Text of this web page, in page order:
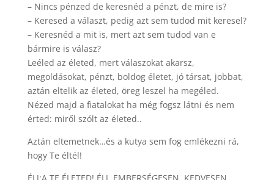
– Nincs pénzed de keresnéd a pénzt, de mire is?
– Keresed a választ, pedig azt sem tudod mit keresel?
– Keresnéd a mit is, mert azt sem tudod van e
bármire is válasz?
Leéled az életed, mert válaszokat akarsz,
megoldásokat, pénzt, boldog életet, jó társat, jobbat,
aztán eltelik az életed, öreg leszel ha megéled.
Nézed majd a fiatalokat ha még fogsz látni és nem
érted: miről szólt az életed..
Aztán eltemetnek…és a kutya sem fog emlékezni rá,
hogy Te éltél!